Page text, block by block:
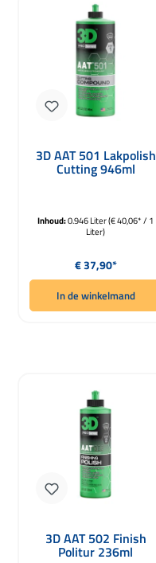
3D AAT 501 Lakpolish
Cutting 946ml
Inhoud:0.946 Liter(€ 40,06* / 1
Liter)
Normale prijs:
€ 37,90*
In de winkelmand
3D AAT 502 Finish
Politur 236ml